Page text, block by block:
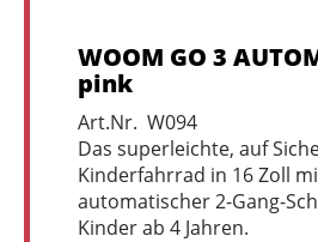
WOOM GO 3
pink
Art.Nr. W094
Das superleichte, auf
Kinderfahrrad in 16 Zoll
automatischer 2-Gang-
Kinder ab 4 Jahren.